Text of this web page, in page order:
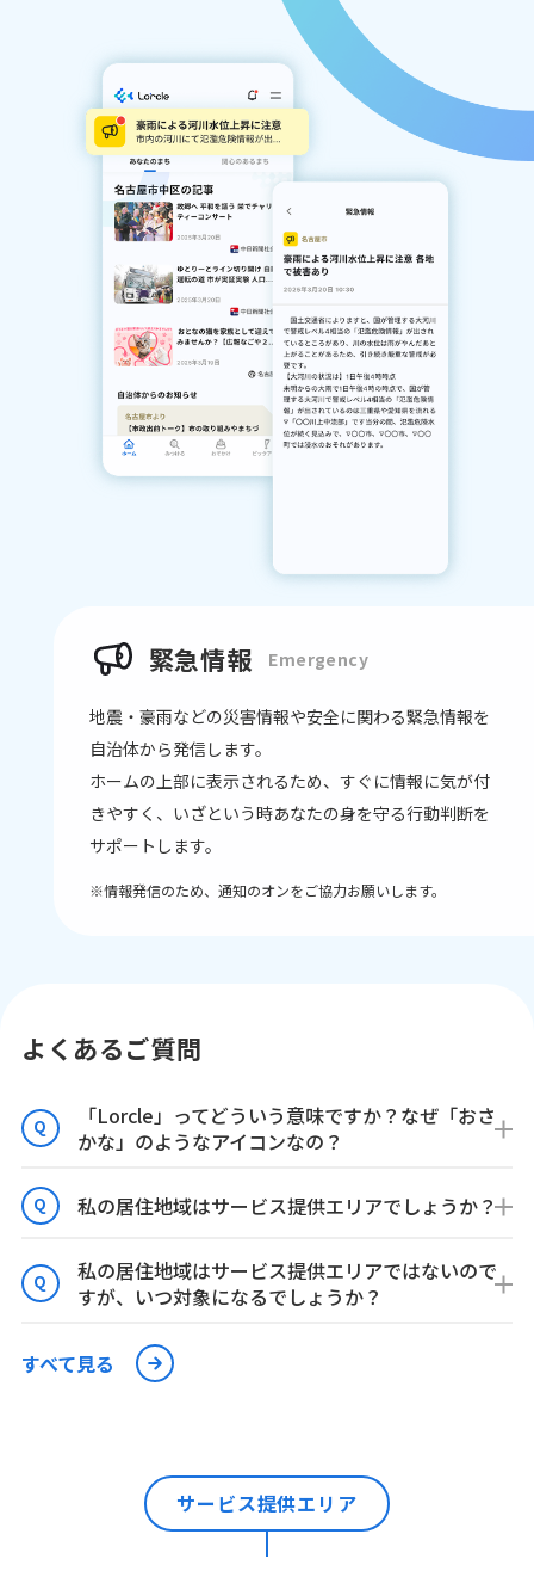
緊急情報 Emergency
地震・豪⾬などの災害情報や安全に関わる緊急情報を
⾃治体から発信します。
ホームの上部に表示されるため、すぐに情報に気が付
きやすく、いざという時あなたの身を守る行動判断を
サポートします。
※情報発信のため、通知のオンをご協力お願いします。
よくあるご質問
Q
「Lorcle」ってどういう意味ですか？なぜ「おさ
かな」のようなアイコンなの？
Q 私の居住地域はサービス提供エリアでしょうか？
Q
私の居住地域はサービス提供エリアではないので
すが、いつ対象になるでしょうか？
すべて見る
サービス提供エリア